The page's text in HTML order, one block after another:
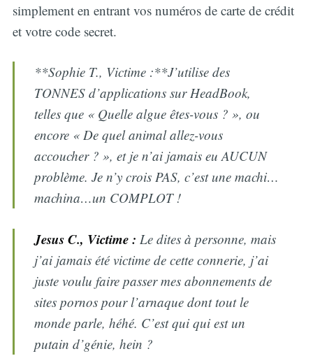
simplement en entrant vos numéros de carte de crédit
et votre code secret.
**Sophie T., Victime :**J’utilise des
TONNES d’applications sur HeadBook,
telles que « Quelle algue êtes-vous ? », ou
encore « De quel animal allez-vous
accoucher ? », et je n’ai jamais eu AUCUN
problème. Je n’y crois PAS, c’est une machi…
machina…un COMPLOT !
Jesus C., Victime : Le dites à personne, mais
j’ai jamais été victime de cette connerie, j’ai
juste voulu faire passer mes abonnements de
sites pornos pour l’arnaque dont tout le
monde parle, héhé. C’est qui qui est un
putain d’génie, hein ?